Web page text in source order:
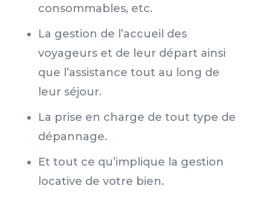
consommables, etc.
La gestion de l’accueil des
voyageurs et de leur départ ainsi
que l’assistance tout au long de
leur séjour.
La prise en charge de tout type de
dépannage.
Et tout ce qu’implique la gestion
locative de votre bien.